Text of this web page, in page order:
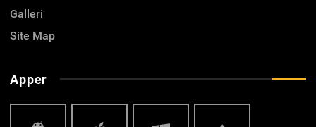
Galleri
Site Map
Apper